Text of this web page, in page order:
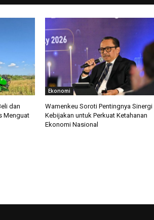
dan
Menguat
Ekonomi
Wamenkeu Soroti Pentingnya Sinergi
Kebijakan untuk Perkuat Ketahanan
Ekonomi Nasional